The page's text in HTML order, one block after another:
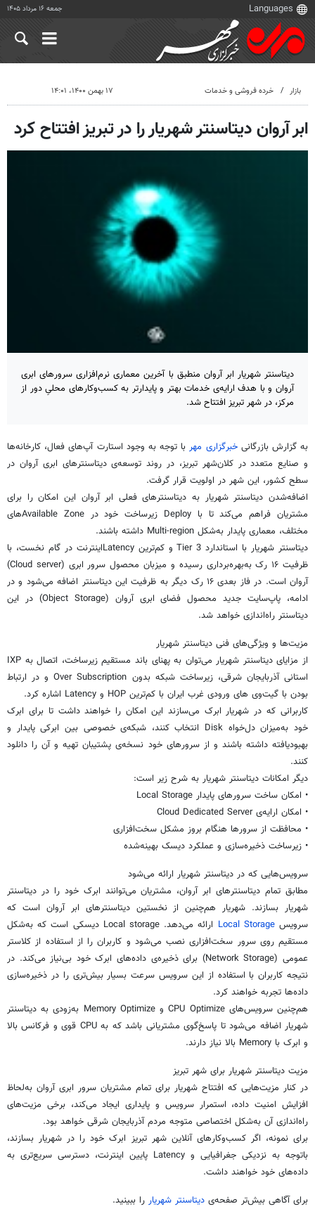
جمعه ۱۶ مرداد ۱۴۰۵
بازار خرده فروشی و خدمات ۱۷ بهمن ۱۴۰۰، ۱۴:۰۱
ابر آروان دیتاسنتر شهریار را در تبریز افتتاح کرد
دیتاسنتر شهریار ابر آروان منطبق با آخرین معماری نرم‌افزاری سرورهای ابری
آروان و با هدف ارایه‌ی خدمات بهتر و پایدارتر به کسب‌وکارهای محلیِ دور از
مرکز، در شهر تبریز افتتاح شد.
به گزارش بازرگانی خبرگزاری مهربا توجه به وجود استارت آپ‌های فعال، کارخانه‌ها
و صنایع متعدد در کلان‌شهر تبریز، در روند توسعه‌ی دیتاسنترهای ابریآروان در
سطح کشور، این شهر در اولویت قرار گرفت.
اضافه‌شدن دیتاسنتر شهریار به دیتاسنترهای فعلی ابرآروان این امکان را برای
مشتریان فراهم می‌کند تا با Deploy زیرساخت خود در Available Zoneهای
مختلف، معماری پایدار به‌شکل Multi-region داشته باشند.
دیتاسنتر شهریار با استاندارد Tier 3 و کم‌ترین Latencyاینترنت در گام نخست، با
ظرفیت ۱۶ رک به‌بهره‌برداری رسیده و میزبان محصول سرور ابری (Cloud server)
آروان
است. در فاز بعدی ۱۶ رک دیگر به ظرفیت این دیتاسنتر اضافه می‌شود و در
ادامه، پاپ‌سایت جدید محصول فضای ابریآروان
(Object Storage) در این
دیتاسنتر راه‌اندازی خواهد شد.
مزیت‌ها و ویژگی‌های فنی دیتاسنتر شهریار
از مزایای دیتاسنتر شهریار می‌توان به پهنای باند مستقیم زیرساخت، اتصال به IXP
استانی آذربایجان شرقی، زیرساخت شبکه بدون Over Subscription و در ارتباط
بودن با گیت‌وی های ورودی غرب ایران با کم‌ترین HOP و Latency اشاره کرد.
کاربرانی که در شهریار ابرک می‌سازند این امکان را خواهند داشت تا برای ابرک
خود به‌میزان دل‌خواه Disk انتخاب کنند، شبکه‌ی خصوصی بین
ابرکیپایدار و
بهبودیافته داشته باشند و از سرورهای خود نسخه‌ی پشتیبان تهیه و آن را دانلود
کنند.
دیگر امکانات دیتاسنتر شهریار به شرح زیر است:
• امکان ساخت سرورهای پایدار Local Storage
• امکان ارایه‌ی Cloud Dedicated Server
• محافظت از سرورها هنگام بروز مشکل سخت‌افزاری
• زیرساخت ذخیره‌سازی و عملکرد دیسک بهینه‌شده
سرویس‌هایی که در دیتاسنتر شهریار ارائه می‌شود
مطابق تمام دیتاسنترهای ابرآروان، مشتریان می‌توانند ابرک خود را در دیتاسنتر
شهریار بسازند. شهریار هم‌چنین از نخستین دیتاسنترهای ابرآروان است که
سرویسLocal Storage
ارائه می‌دهد. Local storage دیسکی است که به‌شکل
مستقیم روی سرور سخت‌افزاری نصب می‌شود و کاربران را از استفاده از کلاستر
عمومی (Network Storage) برای ذخیره‌ی داده‌های
ابرکخود بی‌نیاز می‌کند. در
نتیجه کاربران با استفاده از این سرویس سرعت بسیار بیش‌تری را در ذخیره‌سازی
داده‌ها تجربه خواهند کرد.‌
هم‌چنین سرویس‌های CPU Optimize و Memory Optimize به‌زودی به دیتاسنتر
شهریار اضافه می‌شود تا پاسخ‌گوی مشتریانی باشد که به CPU قوی و فرکانس بالا
و ابرک با Memory بالا نیاز دارند.
مزیت دیتاسنتر شهریار برای شهر تبریز
در کنار مزیت‌هایی که افتتاح شهریار برای تمام مشتریان سرور ابریآروان به‌لحاظ
افزایش امنیت داده‌، استمرار سرویس و پایداری ایجاد می‌کند، برخی مزیت‌های
راه‌اندازی آن به‌شکل اختصاصی متوجه مردم آذربایجان شرقی خواهد بود.
برای نمونه‌، اگر کسب‌وکارهای آنلاین شهر تبریز ابرکخود را در شهریار بسازند،
باتوجه
به نزدیکی جغرافیایی و Latency پایین اینترنت‌، دسترسی سریع‌تری به
داده‌های خود خواهند داشت.
برای آگاهی بیش‌تر صفحه‌ی دیتاسنتر شهریار را ببینید.